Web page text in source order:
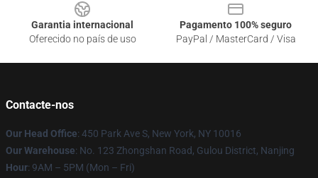
Garantia internacional
Oferecido no país de uso
Pagamento 100% seguro
PayPal / MasterCard / Visa
Contacte-nos
Our Head Office: 450 Park Ave S, New York, NY 10016
Our Warehouse: No. 123 Zhongshan Road, Gulou District, Nanjing
Hour: 9AM – 5PM (Mon – Fri)